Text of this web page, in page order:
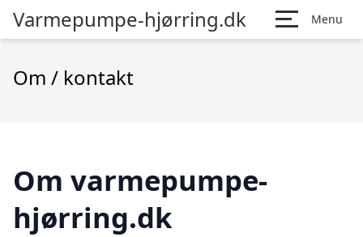
Varmepumpe-hjørring.dk Menu
Om / kontakt
Om varmepumpe-
hjørring.dk